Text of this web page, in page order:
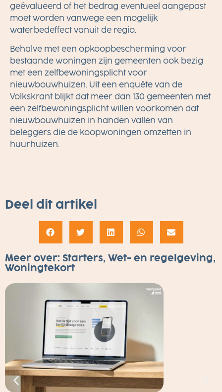
geëvalueerd of het bedrag eventueel aangepast
moet worden vanwege een mogelijk
waterbedeffect vanuit de regio.
Behalve met een opkoopbescherming voor
bestaande woningen zijn gemeenten ook bezig
met een zelfbewoningsplicht voor
nieuwbouwhuizen. Uiteen enquête van de
Volkskrantblijkt dat meer dan 130 gemeenten met
een zelfbewoningsplicht willen voorkomen dat
nieuwbouwhuizen in handen vallen van
beleggers die de koopwoningen omzetten in
huurhuizen.
Deel dit artikel
Meer over: Starters, Wet- en regelgeving,
Woningtekort